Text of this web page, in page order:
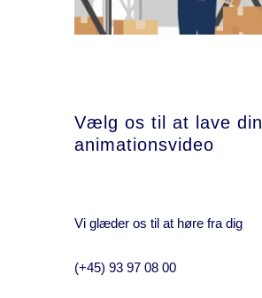
Vælg os til at lave din
animationsvideo
Vi glæder os til at høre fra dig
(+45) 93 97 08 00